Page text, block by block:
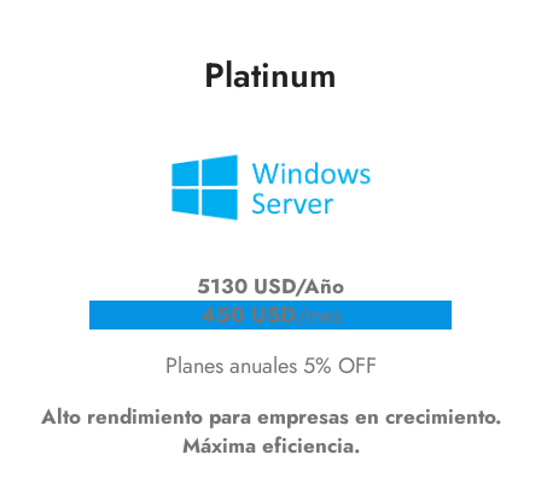
Platinum
5130 USD/Año
450 USD/mes
Planes anuales 5% OFF
Alto rendimiento para empresas en crecimiento.
Máxima eficiencia.